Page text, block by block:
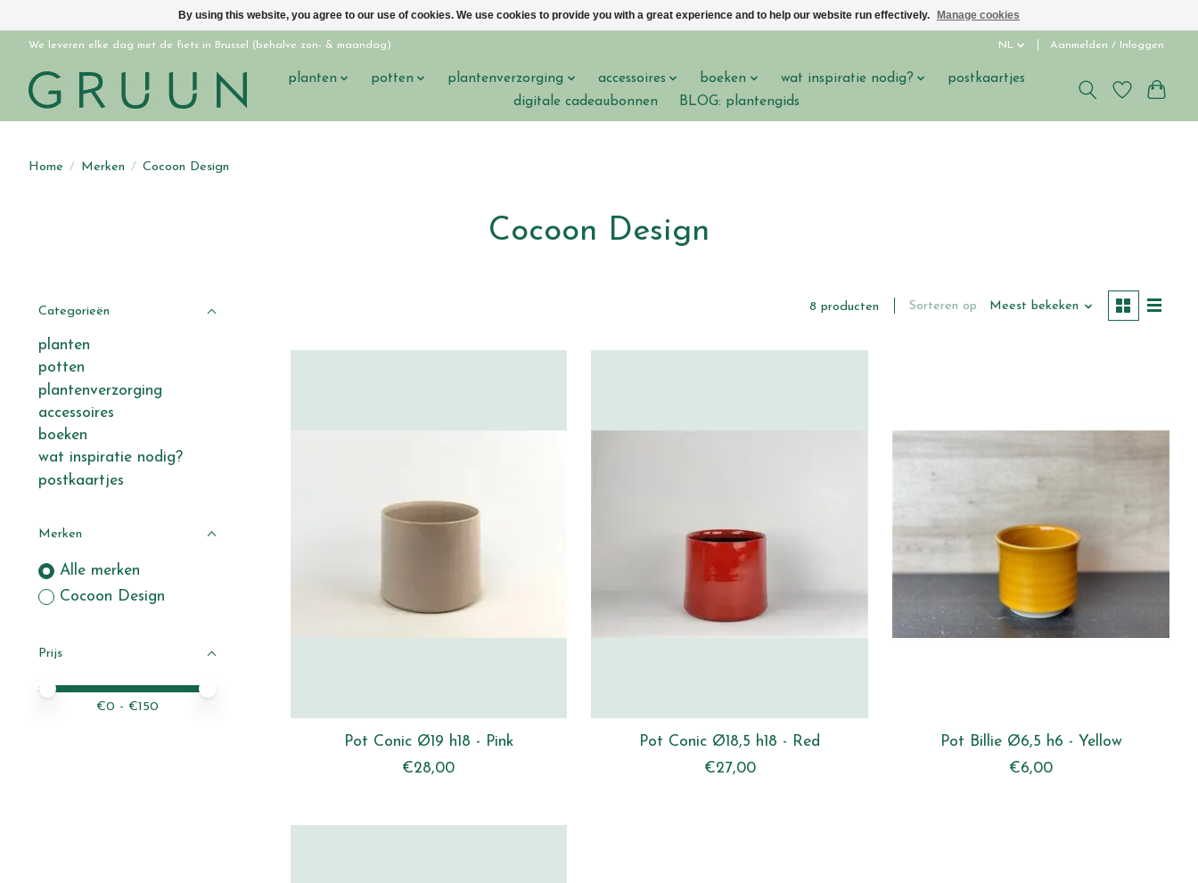
We leveren elke dag met de fiets in Brussel (behalve zon- & maandag) NL Aanmelden / Inloggen
planten potten plantenverzorging accessoires boeken wat inspiratie nodig?
postkaartjes
digitale cadeaubonnen
BLOG: plantengids
Home / Merken / Cocoon Design
Cocoon Design
Categorieën
planten
potten
plantenverzorging
accessoires
boeken
wat inspiratie nodig?
postkaartjes
Merken
Alle merken
Cocoon Design
Prijs
Minimale prijswaarde
Price maximum value
€0 - €150
8 producten Sorteren op Meest bekeken
Pot Conic Ø19 h18 - Pink
€28,00
Pot Conic Ø18,5 h18 - Red
€27,00
Pot Billie Ø6,5 h6 - Yellow
€6,00
By using this website, you agree to our use of cookies. We use cookies to provide you with a great experience and to help our website run effectively. Manage cookies